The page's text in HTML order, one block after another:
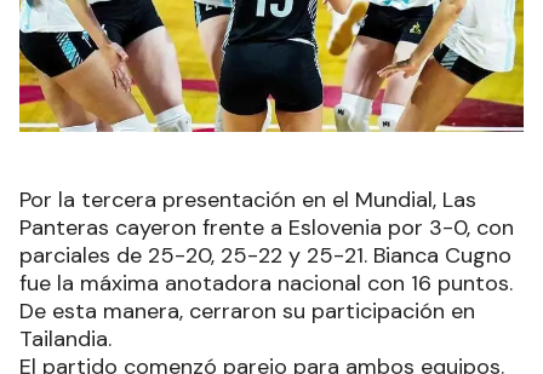
Por la tercera presentación en el Mundial, Las
Panteras cayeron frente a Eslovenia por 3-0, con
parciales de 25-20, 25-22 y 25-21. Bianca Cugno
fue la máxima anotadora nacional con 16 puntos.
De esta manera, cerraron su participación en
Tailandia.
El partido comenzó parejo para ambos equipos.